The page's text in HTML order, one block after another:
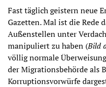
Fast täglich geistern neue
Gazetten. Mal ist die Rede
Außenstellen unter
manipuliert zu haben (Bild
völlig normale
der Migrationsbehörde als
Korruptionsvorwürfe